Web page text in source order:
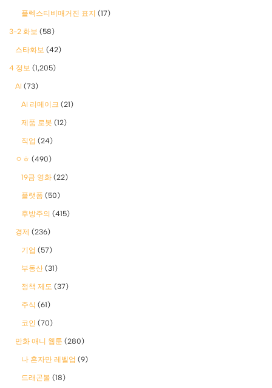
플렉스티비매거진 표지 (17)
3-2 화보 (58)
스타화보 (42)
4 정보 (1,205)
AI (73)
AI 리메이크 (21)
제품 로봇 (12)
직업 (24)
ㅇㅎ (490)
19금 영화 (22)
플랫폼 (50)
후방주의 (415)
경제 (236)
기업 (57)
부동산 (31)
정책 제도 (37)
주식 (61)
코인 (70)
만화 애니 웹툰 (280)
나 혼자만 레벨업 (9)
드래곤볼 (18)